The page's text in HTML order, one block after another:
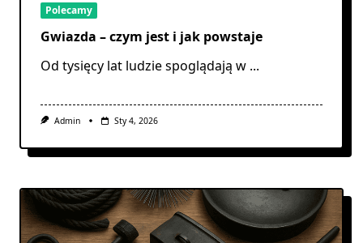
Polecamy
Gwiazda – czym jest i jak powstaje
Od tysięcy lat ludzie spoglądają w ...
Admin Sty 4, 2026